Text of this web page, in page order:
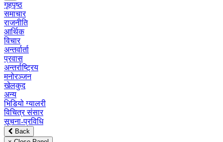
गृहपृष्ठ
समाचार
राजनीति
आर्थिक
विचार
अन्तर्वार्ता
प्रवास
अन्तर्राष्ट्रिय
मनोरञ्जन
खेलकुद
अन्य
भिडियो ग्यालरी
विचित्र संसार
सूचना-प्रविधि
Back